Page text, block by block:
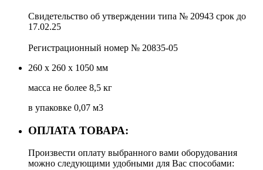
Свидетельство об утверждении типа № 20943 срок до
17.02.25
Регистрационный номер № 20835-05
260 х 260 х 1050 мм
масса не более 8,5 кг
в упаковке 0,07 м3
ОПЛАТА ТОВАРА:
Произвести оплату выбранного вами оборудования
можно следующими удобными для Вас способами: